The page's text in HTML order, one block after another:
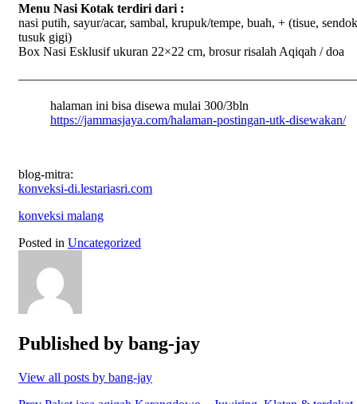
Menu Nasi Kotak terdiri dari :
nasi putih, sayur/acar, sambal, krupuk/tempe, buah, + (tisue,
tusuk gigi)
Box Nasi Esklusif ukuran 22×22 cm, brosur risalah Aqiqah / doa
halaman ini bisa disewa mulai 300/3bln
https://jammasjaya.com/halaman-postingan-utk-disewakan/
blog-mitra:
konveksi-di.lestariasri.com
konveksi malang
Posted in Uncategorized
Published by bang-jay
View all posts by bang-jay